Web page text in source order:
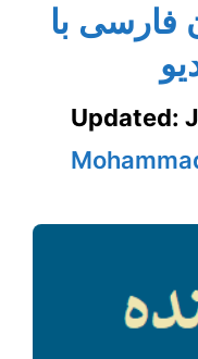
فارسی با
Updated: